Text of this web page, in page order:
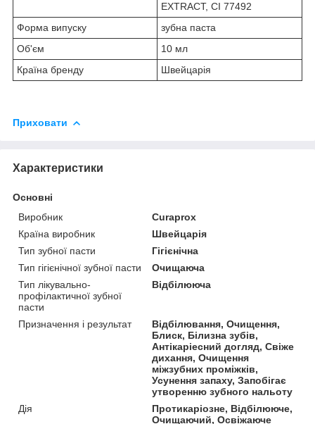
EXTRACT, CI 77492
Форма випуску
зубна паста
Об'єм
10 мл
Країна бренду
Швейцарія
Приховати
Характеристики
Основні
Виробник
Curaprox
Країна виробник
Швейцарія
Тип зубної пасти
Гігієнічна
Тип гігієнічної зубної пасти
Очищаюча
Тип лікувально-
профілактичної зубної
пасти
Відбілююча
Призначення і результат
Відбілювання, Очищення,
Блиск, Білизна зубів,
Антікаріесний догляд, Свіже
дихання, Очищення
міжзубних проміжків,
Усунення запаху, Запобігає
утворенню зубного нальоту
Дія
Протикаріозне, Відбілююче,
Очищаючий, Освіжаюче